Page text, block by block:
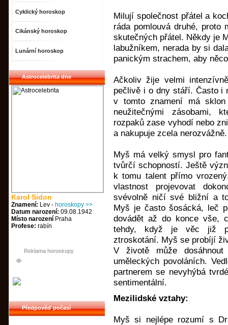
Cyklický horoskop
Cikánský horoskop
Lunární horoskop
Astrocelebrita dne
Karol Sidon
Znamení: Lev - horoskopy >>
Datum narození: 09.08.1942
Místo narození Praha
Profese: rabín
Reklama horoskopy
Předpověď počasí
Milují společnost přátel a
ráda pomlouvá druhé, proto
skutečných přátel. Někdy je
labužníkem, nerada by si
panickým strachem, aby
Ačkoliv žije velmi
pečlivě i o dny stáří. Často i
v tomto znamení má
neužitečnými zásobami,
rozpaků zase vyhodí nebo
a nakupuje zcela nerozvážně.
Myš má velký smysl pro
tvůrčí schopností. Ještě
k tomu talent přímo
vlastnost projevovat
svévolně ničí své bližní a
Myš je často šosácká, leč
dovádět až do konce vše,
tehdy, když je věc již
ztroskotání. Myš se probíjí
V životě může
uměleckých povoláních.
partnerem se nevyhýbá
sentimentální.
Mezilidské vztahy:
Myš si nejlépe rozumí s